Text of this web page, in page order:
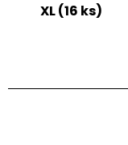
XL (16 ks)